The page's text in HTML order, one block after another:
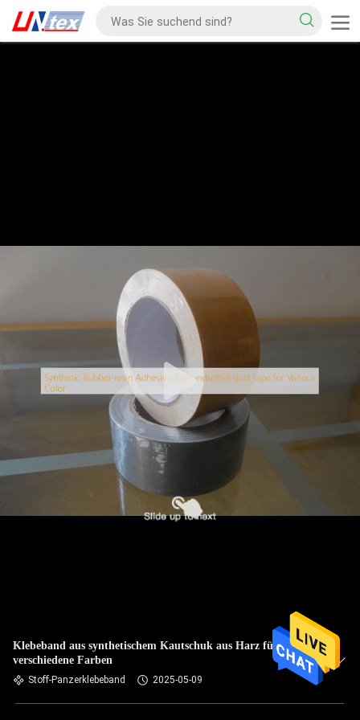
Klebeband aus synthetischem Kautschuk aus Harz für
verschiedene Farben
Stoff-Panzerklebeband 2025-05-09